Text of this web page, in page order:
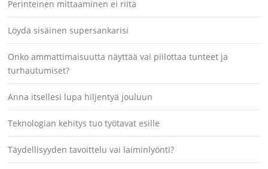
Perinteinen mittaaminen ei riitä
Löydä sisäinen supersankarisi
Onko ammattimaisuutta näyttää vai piilottaa tunteet ja
turhautumiset?
Anna itsellesi lupa hiljentyä jouluun
Teknologian kehitys tuo työtavat esille
Täydellisyyden tavoittelu vai laiminlyönti?